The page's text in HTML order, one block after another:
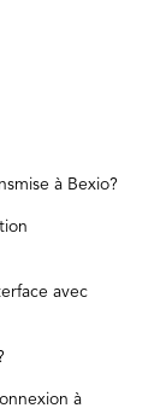
à Bexio?
avec
à